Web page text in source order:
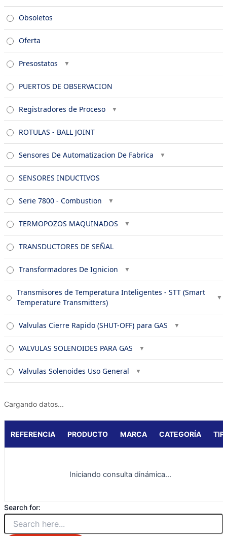
Obsoletos
Oferta
Presostatos
PUERTOS DE OBSERVACION
Registradores de Proceso
ROTULAS - BALL JOINT
Sensores De Automatizacion De Fabrica
SENSORES INDUCTIVOS
Serie 7800 - Combustion
TERMOPOZOS MAQUINADOS
TRANSDUCTORES DE SEÑAL
Transformadores De Ignicion
Transmisores de Temperatura Inteligentes - STT (Smart
Temperature Transmitters)
Valvulas Cierre Rapido (SHUT-OFF) para GAS
VALVULAS SOLENOIDES PARA GAS
Valvulas Solenoides Uso General
Cargando datos...
REFERENCIA PRODUCTO MARCA CATEGORÍA
Iniciando consulta dinámica...
Search for: